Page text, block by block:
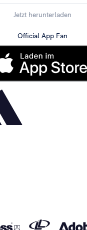
Jetzt herunterladen
Official App Fan